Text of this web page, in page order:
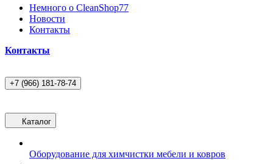
Немного о CleanShop77
Новости
Контакты
Контакты
+7 (966) 181-78-74
Каталог
Оборудование для химчистки мебели и ковров